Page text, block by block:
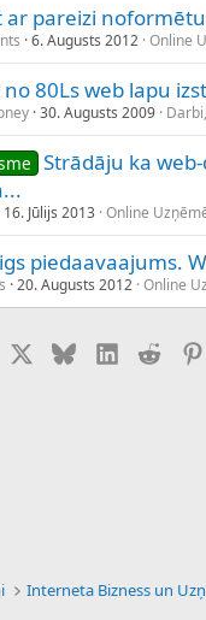
ar pareizi
6. Augusts 2012 Online
80Ls web lapu
30. Augusts 2009
Strādāju ka
16. Jūlijs 2013 Online
piedaavaajums.
20. Augusts 2012 Online
FacebookX (Twitter)
BlueskyLinkedIn
Reddit
Interneta Bizness un